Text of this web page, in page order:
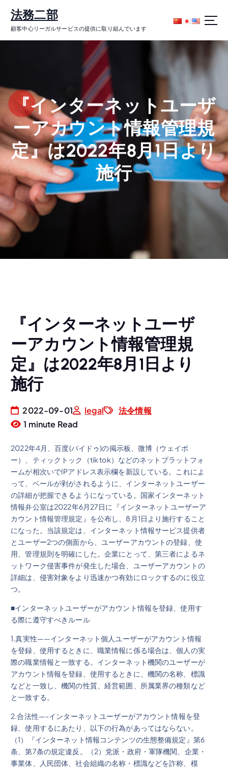
ン
キ
法務二部
顧客中心リーガルサービスの提供に取り組んでいます
『インターネットユーザ
ーアカウント情報管理規
定』は2022年8月1日より
施行
『インターネットユーザ
ーアカウント情報管理規
定』は2022年8月1日より
施行
2022-09-01 legal
法令情報
1 minute Read
2022年4月、百度(バイドゥ)の掲示板、微博（ウェイボ
ー）、ティックトック（tik tok）などのネットプラットフォ
ームが相次いでIPアドレス表示欄を新設している。これによ
って、ベールが剥がされるように、インターネットユーザー
の詳細が把握できるようになっている。国家インターネット
情報弁公室は2022年6月27日に『インターネットユーザーア
カウント情報管理規定』を公布し、8月1日より施行すること
になった。当該規定は、インターネット情報サービス提供者
とユーザー2つの側面から、ユーザーアカウントの登録、使
用、管理規則を明確にした。企業にとって、第三者によるネ
ットワーク侵害事件が発生した場合、ユーザーアカウントの
詳細は、侵害対象をより迅速かつ有効にロックするのに役立
つ。
■インターネットユーザーがアカウント情報を登録、使用す
る際に遵守すべきルール
1.真実性——インターネット個人ユーザーがアカウント情報
を登録、使用するときに、職業情報に係る場合は、個人の実
際の職業情報と一致する。インターネット機関のユーザーが
アカウント情報を登録、使用するときに、機関の名称、標識
などと一致し、機関の性質、経営範囲、所属業界の種類など
と一致する。
2.合法性—-インターネットユーザーがアカウント情報を登
録、使用するにあたり、以下の行為があってはならない。
（1）『インターネット情報コンテンツの生態整備規定』第6
条、第7条の規定違反。（2）党派・政府・軍隊機関、企業・
事業体、人民団体、社会組織の名称・標識などを詐称、模